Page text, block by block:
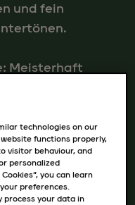
und fein
Meisterhaft
das Café-
Mit einer
heben
so auf ein
technologies on our
functions properly,
visitor behaviour, and
personalized
you can learn
preferences.
process your data in